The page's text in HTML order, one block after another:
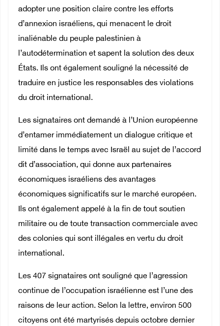
adopter une position claire contre les efforts
d’annexion israéliens, qui menacent le droit
inaliénable du peuple palestinien à
l’autodétermination et sapent la solution des deux
États. Ils ont également souligné la nécessité de
traduire en justice les responsables des violations
du droit international.
Les signataires ont demandé à l’Union européenne
d’entamer immédiatement un dialogue critique et
limité dans le temps avec Israël au sujet de l’accord
dit d’association, qui donne aux partenaires
économiques israéliens des avantages
économiques significatifs sur le marché européen.
Ils ont également appelé à la fin de tout soutien
militaire ou de toute transaction commerciale avec
des colonies qui sont illégales en vertu du droit
international.
Les 407 signataires ont souligné que l’agression
continue de l’occupation israélienne est l’une des
raisons de leur action. Selon la lettre, environ 500
citoyens ont été martyrisés depuis octobre dernier